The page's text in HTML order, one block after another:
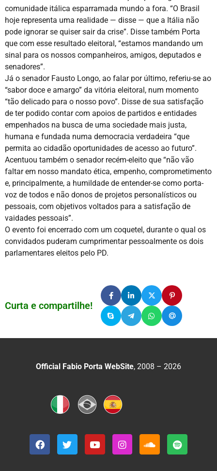
comunidade itálica esparramada mundo a fora. “O Brasil
hoje representa uma realidade — disse — que a Itália não
pode ignorar se quiser sair da crise”. Disse também Porta
que com esse resultado eleitoral, “estamos mandando um
sinal para os nossos companheiros, amigos, deputados e
senadores”.
Já o senador Fausto Longo, ao falar por último, referiu-se ao
“sabor doce e amargo” da vitória eleitoral, num momento
“tão delicado para o nosso povo”. Disse de sua satisfação
de ter podido contar com apoios de partidos e entidades
empenhados na busca de uma sociedade mais justa,
humana e fundada numa democracia verdadeira “que
permita ao cidadão oportunidades de acesso ao futuro”.
Acentuou também o senador recém-eleito que “não vão
faltar em nosso mandato ética, empenho, comprometimento
e, principalmente, a humildade de entender-se como porta-
voz de todos e não donos de projetos personalísticos ou
pessoais, com objetivos voltados para a satisfação de
vaidades pessoais”.
O evento foi encerrado com um coquetel, durante o qual os
convidados puderam cumprimentar pessoalmente os dois
parlamentares eleitos pelo PD.
Curta e compartilhe!
Official Fabio Porta WebSite, 2008 – 2026